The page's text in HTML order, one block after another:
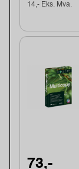
14,- Eks. Mva.
73,-